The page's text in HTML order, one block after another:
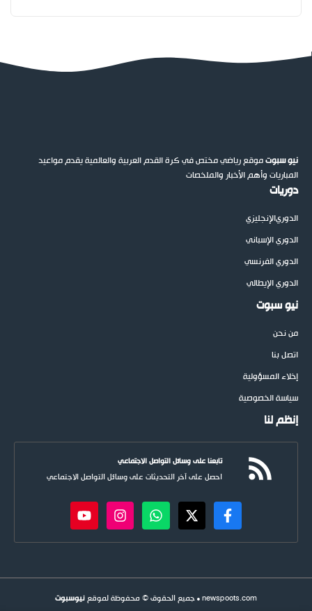
نيو سبوتموقع رياضي مختص في كرة القدم العربية والعالمية يقدم مواعيد
المباريات وأهم الأخبار والملخصات
دوريات
الدوريالإنجليزي
الدوري الإسباني
الدوري الفرنسي
الدوري الإيطالي
نيو سبوت
من نحن
اتصل بنا
إخلاء المسؤولية
سياسة الخصوصية
إنظم لنا
تابعنا على وسائل التواصل الاجتماعي
احصل على آخر التحديثات على وسائل التواصل الاجتماعي
newspoots.com • جميع الحقوق © محفوظة لموقع نيوسبوت